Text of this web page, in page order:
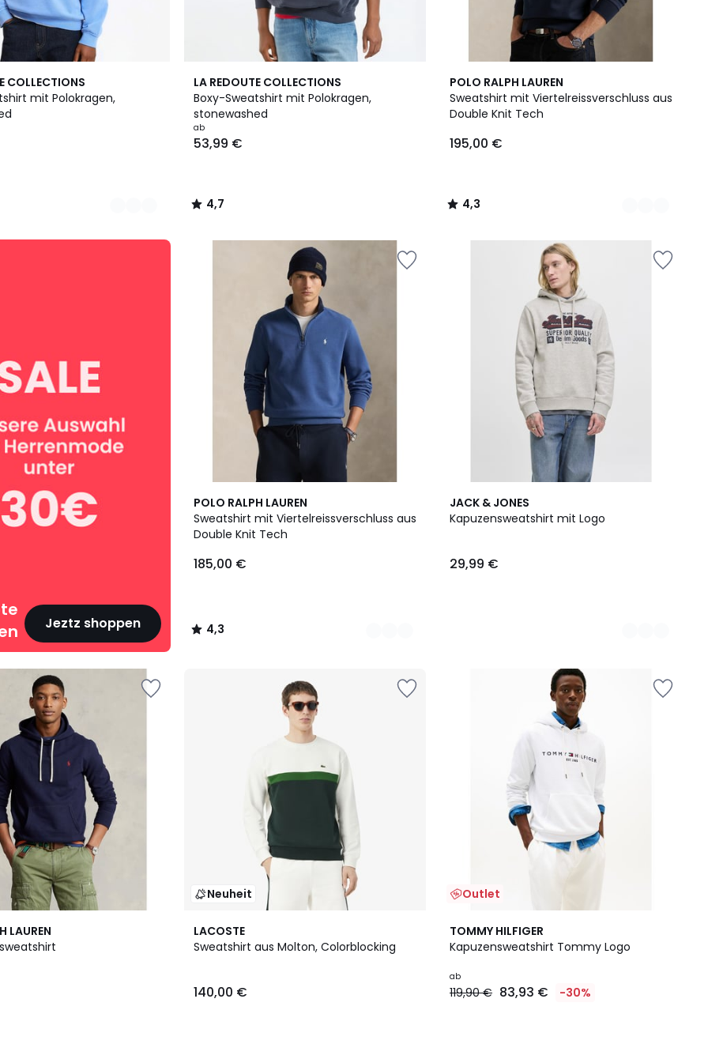
COLLECTIONS
mit Polokragen,
LA REDOUTE COLLECTIONS
Boxy-Sweatshirt mit Polokragen,
stonewashed
ab
53,99 €
4,7
/ 5
4,7
/
POLO RALPH LAUREN
Sweatshirt mit Viertelreissverschluss aus
Double Knit Tech
195,00 €
4,3
/ 5
5
Farben
4,3
/
Jeztz shoppen
POLO RALPH LAUREN
Sweatshirt mit Viertelreissverschluss aus
Double Knit Tech
185,00 €
4,3
/ 5
2
Farben
4,3
/
JACK & JONES
Kapuzensweatshirt mit Logo
29,99 €
4
Farben
LAUREN
Neuheit
LACOSTE
Sweatshirt aus Molton, Colorblocking
140,00 €
2
Farben
Outlet
TOMMY HILFIGER
Kapuzensweatshirt Tommy Logo
ab
119,90 € 83,93 € -30%
4,9
/ 5
2
Farben